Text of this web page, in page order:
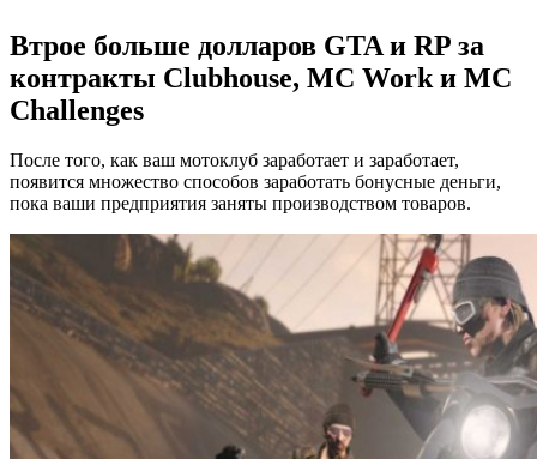
Втрое больше долларов GTA и RP за
контракты Clubhouse, MC Work и MC
Challenges
После того, как ваш мотоклуб заработает и заработает,
появится множество способов заработать бонусные деньги,
пока ваши предприятия заняты производством товаров.